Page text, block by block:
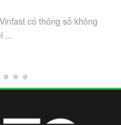
có thông số không
...